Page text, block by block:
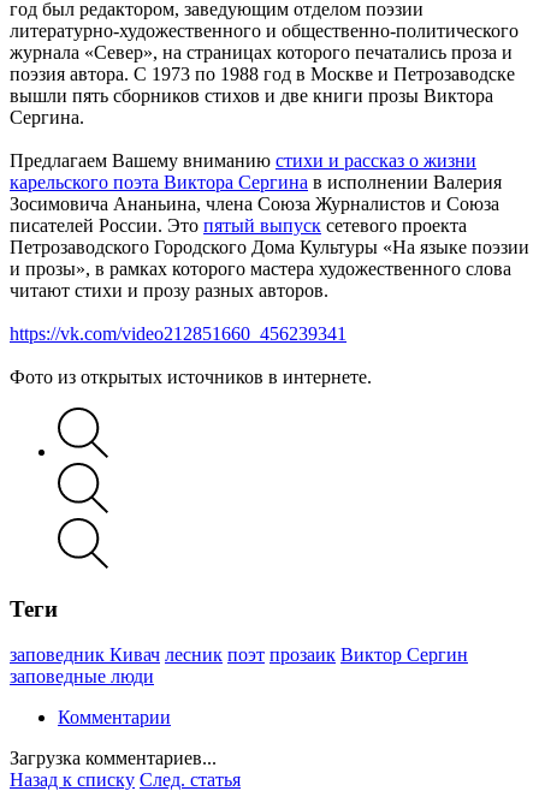
год был редактором, заведующим отделом поэзии
литературно-художественного и общественно-политического
журнала «Север», на страницах которого печатались проза и
поэзия автора. С 1973 по 1988 год в Москве и Петрозаводске
вышли пять сборников стихов и две книги прозы Виктора
Сергина.
Предлагаем Вашему вниманию стихи и рассказ о жизни
карельского поэта Виктора Сергина в исполнении Валерия
Зосимовича Ананьина, члена Союза Журналистов и Союза
писателей России. Это пятый выпуск сетевого проекта
Петрозаводского Городского Дома Культуры «На языке поэзии
и прозы», в рамках которого мастера художественного слова
читают стихи и прозу разных авторов.
https://vk.com/video212851660_456239341
Фото из открытых источников в интернете.
Теги
заповедник Кивач лесник поэт прозаик Виктор Сергин
заповедные люди
Комментарии
Загрузка комментариев...
Назад к списку След. статья